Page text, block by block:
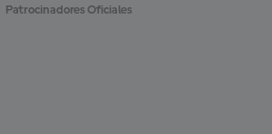
Patrocinadores Oficiales